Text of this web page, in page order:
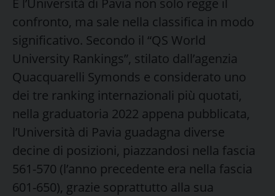
confronto, ma sale nella classifica in modo
significativo. Secondo il “QS World
University Rankings”, stilato dall’agenzia
Quacquarelli Symonds e considerato uno
dei tre ranking internazionali più quotati,
nella graduatoria 2022 appena pubblicata,
l’Università di Pavia guadagna diverse
decine di posizioni, piazzandosi nella fascia
561-570 (l’anno precedente era nella fascia
601-650), grazie soprattutto alla sua